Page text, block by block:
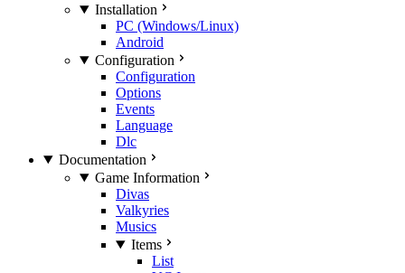
Installation
PC (Windows/Linux)
Android
Configuration
Configuration
Options
Events
Language
Dlc
Documentation
Game Information
Divas
Valkyries
Musics
Items
List